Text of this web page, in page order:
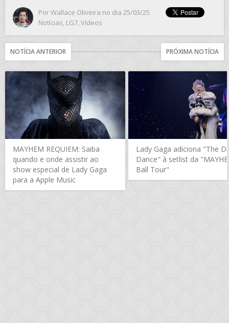
PorWallace Oliveira no dia 25/03/25
Notícias LG7 Vídeos
NOTÍCIA ANTERIOR PRÓXIMA NOTÍCIA
MAYHEM REQUIEM: Saiba
quando e onde assistir ao
show especial de Lady Gaga
para a Apple Music
Lady Gaga adiciona "The
Dance" à setlist da
Ball Tour"